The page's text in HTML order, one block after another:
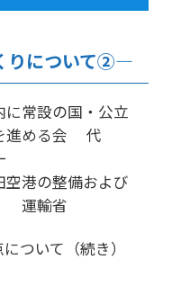
りについて②―
に常設の国・公立
進める会 代
空港の整備および
運輸省
ついて（続き）